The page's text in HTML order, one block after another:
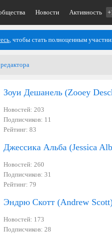
Новости Активность
, чтобы стать полноценным
Зоуи Дешанель (Zooey
Новостей: 203
Подписчиков: 11
Рейтинг: 83
Джессика Альба (Jessica
Новостей: 260
Подписчиков: 31
Рейтинг: 79
Эндрю Скотт (Andrew
Новостей: 173
Подписчиков: 28